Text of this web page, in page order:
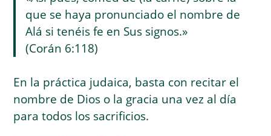
que se haya pronunciado el nombre de
Alá si tenéis fe en Sus signos.»
(Corán 6:118)
En la práctica judaica, basta con recitar el
nombre de Dios o la gracia una vez al día
para todos los sacrificios.